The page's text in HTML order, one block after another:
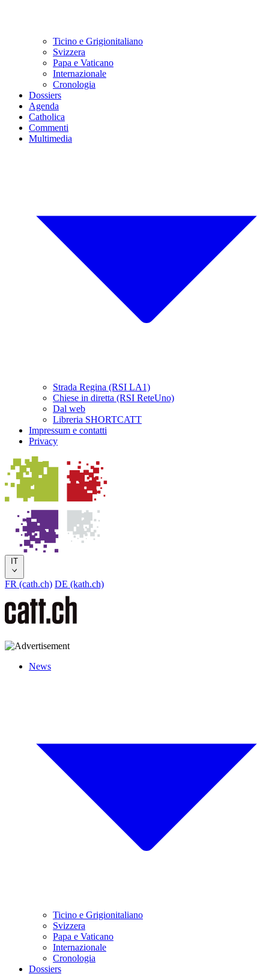
Ticino e Grigionitaliano
Svizzera
Papa e Vaticano
Internazionale
Cronologia
Dossiers
Agenda
Catholica
Commenti
Multimedia
Strada Regina (RSI LA1)
Chiese in diretta (RSI ReteUno)
Dal web
Libreria SHORTCATT
Impressum e contatti
Privacy
IT
FR (cath.ch) DE (kath.ch)
News
Ticino e Grigionitaliano
Svizzera
Papa e Vaticano
Internazionale
Cronologia
Dossiers